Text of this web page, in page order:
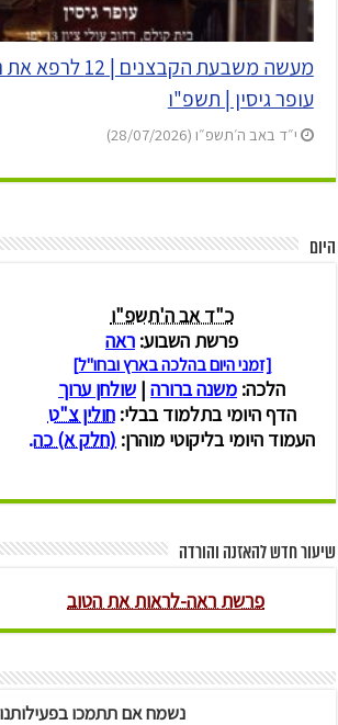
מעשה משבעת
עופר גיסין | תשפ"ו
י״ד באב ה׳תשפ״ו (28/07/2026)
היום
שיעור חדש להאזנה והורדה
נשמח אם תתמכו בפעילותנו